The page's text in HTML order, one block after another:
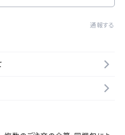
通報する